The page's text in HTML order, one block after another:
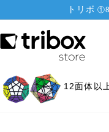
トリボ ①
12面体以